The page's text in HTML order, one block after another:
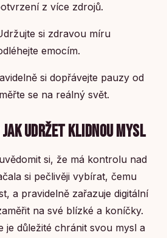
z více zdrojů.
si zdravou míru
emocím.
si dopřávejte pauzy od
se na reálný svět.
UDRŽET KLIDNOU MYSL
si, že má kontrolu nad
si pečlivěji vybírat, čemu
a pravidelně zařazuje digitální
na své blízké a koníčky.
je důležité chránit svou mysl a